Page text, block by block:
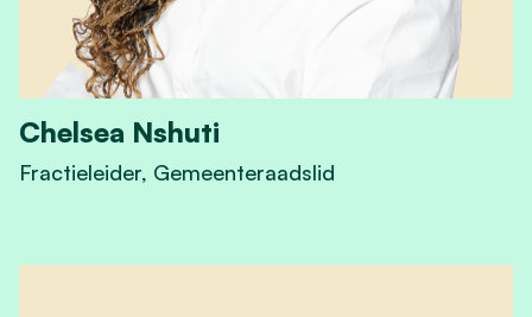
Chelsea Nshuti
Fractieleider, Gemeenteraadslid